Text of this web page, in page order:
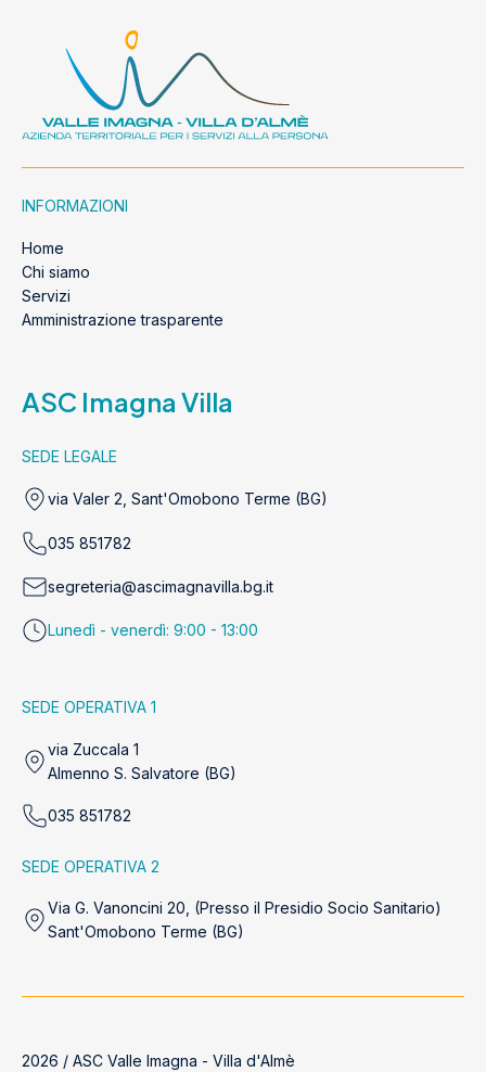
INFORMAZIONI
Home
Chi siamo
Servizi
Amministrazione trasparente
ASC Imagna Villa
SEDE LEGALE
via Valer 2, Sant'Omobono Terme (BG)
035 851782
segreteria@ascimagnavilla.bg.it
Lunedì - venerdì: 9:00 - 13:00
SEDE OPERATIVA 1
via Zuccala 1
Almenno S. Salvatore (BG)
035 851782
SEDE OPERATIVA 2
Via G. Vanoncini 20, (Presso il Presidio Socio Sanitario)
Sant'Omobono Terme (BG)
2026 / ASC Valle Imagna - Villa d'Almè